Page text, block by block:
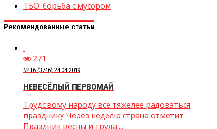
ТБО: борьба с мусором
Рекомендованные статьи
271
№ 16 (3746) 24.04.2019
НЕВЕСЁЛЫЙ ПЕРВОМАЙ
Трудовому народу всё тяжелее радоваться
празднику Через неделю страна отметит
Праздник весны и труда....